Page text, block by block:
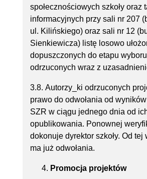
społecznościowych szkoły oraz
informacyjnych przy sali nr 207
ul. Kilińskiego) oraz sali nr 12
Sienkiewicza) listę losowo
dopuszczonych do etapu
odrzuconych wraz z
3.8. Autorzy_ki odrzuconych
prawo do odwołania od
SZR w ciągu jednego dnia od
opublikowania. Ponownej
dokonuje dyrektor szkoły. Od
ma już odwołania.
Promocja projektów